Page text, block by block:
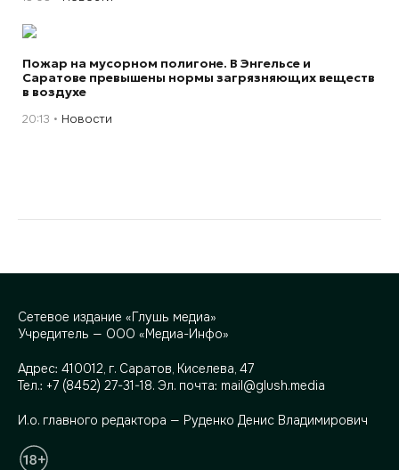
Пожар на мусорном полигоне. В Энгельсе и
Саратове превышены нормы загрязняющих веществ
в воздухе
20:13 Новости
Сетевое издание «Глушь медиа»
Учредитель — ООО «Медиа-Инфо»
Адрес: 410012, г. Саратов, Киселева, 47
Тел.: +7 (8452) 27-31-18. Эл. почта: mail@glush.media
И.о. главного редактора — Руденко Денис Владимирович